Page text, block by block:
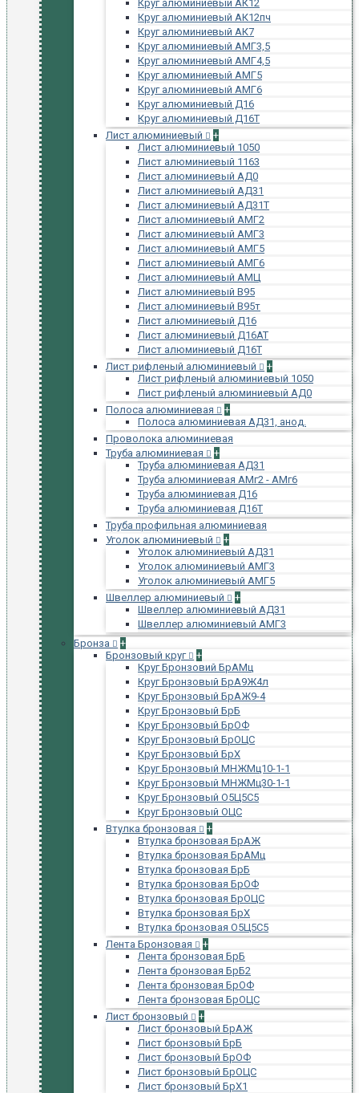
Круг алюминиевый АК12
Круг алюминиевый АК12пч
Круг алюминиевый АК7
Круг алюминиевый АМГ3,5
Круг алюминиевый АМГ4,5
Круг алюминиевый АМГ5
Круг алюминиевый АМГ6
Круг алюминиевый Д16
Круг алюминиевый Д16Т
Лист алюминиевый
+
Лист алюминиевый 1050
Лист алюминиевый 1163
Лист алюминиевый АД0
Лист алюминиевый АД31
Лист алюминиевый АД31Т
Лист алюминиевый АМГ2
Лист алюминиевый АМГ3
Лист алюминиевый АМГ5
Лист алюминиевый АМГ6
Лист алюминиевый АМЦ
Лист алюминиевый В95
Лист алюминиевый В95т
Лист алюминиевый Д16
Лист алюминиевый Д16АТ
Лист алюминиевый Д16Т
Лист рифленый алюминиевый
+
Лист рифленый алюминиевый 1050
Лист рифленый алюминиевый АД0
Полоса алюминиевая
+
Полоса алюминиевая АД31, анод.
Проволока алюминиевая
Труба алюминиевая
+
Труба алюминиевая АД31
Труба алюминиевая АМг2 - АМг6
Труба алюминиевая Д16
Труба алюминиевая Д16Т
Труба профильная алюминиевая
Уголок алюминиевый
+
Уголок алюминиевый АД31
Уголок алюминиевый АМГ3
Уголок алюминиевый АМГ5
Швеллер алюминиевый
+
Швеллер алюминиевый АД31
Швеллер алюминиевый АМГ3
Бронза
+
Бронзовый круг
+
Круг Бронзовий БрАМц
Круг Бронзовый БрА9Ж4л
Круг Бронзовый БрАЖ9-4
Круг Бронзовый БрБ
Круг Бронзовый БрОФ
Круг Бронзовый БрОЦС
Круг Бронзовый БрХ
Круг Бронзовый МНЖМц10-1-1
Круг Бронзовый МНЖМц30-1-1
Круг Бронзовый О5Ц5С5
Круг Бронзовый ОЦС
Втулка бронзовая
+
Втулка бронзовая БрАЖ
Втулка бронзовая БрАМц
Втулка бронзовая БрБ
Втулка бронзовая БрОФ
Втулка бронзовая БрОЦС
Втулка бронзовая БрХ
Втулка бронзовая О5Ц5С5
Лента Бронзовая
+
Лента бронзовая БрБ
Лента бронзовая БрБ2
Лента бронзовая БрОФ
Лента бронзовая БрОЦС
Лист бронзовый
+
Лист бронзовый БрАЖ
Лист бронзовый БрБ
Лист бронзовый БрОФ
Лист бронзовый БрОЦС
Лист бронзовый БрХ1